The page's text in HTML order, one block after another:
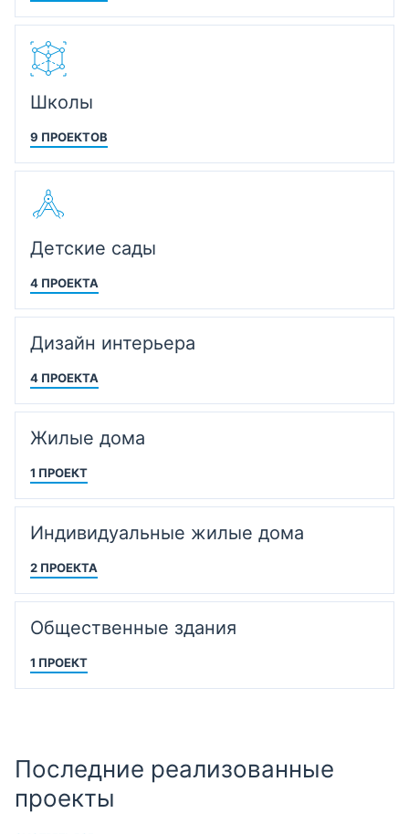
Школы
9 ПРОЕКТОВ
Детские сады
4 ПРОЕКТА
Дизайн интерьера
4 ПРОЕКТА
Жилые дома
1 ПРОЕКТ
Индивидуальные жилые дома
2 ПРОЕКТА
Общественные здания
1 ПРОЕКТ
Последние реализованные
проекты